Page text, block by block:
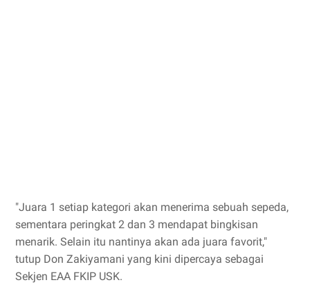
"Juara 1 setiap kategori akan menerima sebuah sepeda,
sementara peringkat 2 dan 3 mendapat bingkisan
menarik. Selain itu nantinya akan ada juara favorit,"
tutup Don Zakiyamani yang kini dipercaya sebagai
Sekjen EAA FKIP USK.